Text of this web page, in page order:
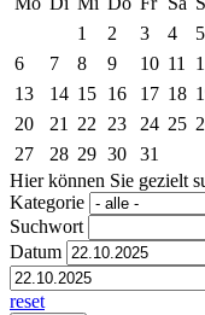
1
2 3 4
5
6
7 8 9 10 11
13
14 15 16 17 18
20
21 22 23 24 25
27
28 29 30
31
Hier können Sie gezielt
Kategorie
Suchwort
Datum
reset